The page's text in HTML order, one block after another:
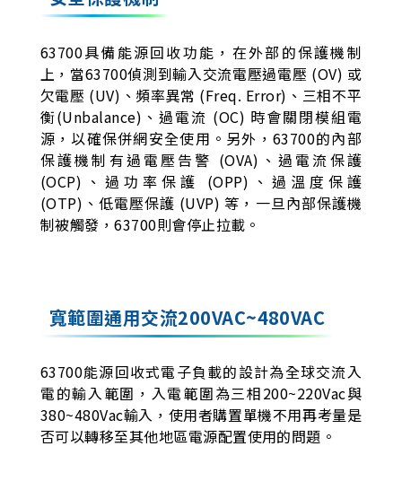
63700具備能源回收功能，在外部的保護機制
上，當63700偵測到輸入交流電壓過電壓 (OV) 或
欠電壓 (UV)、頻率異常 (Freq. Error)、三相不平
衡(Unbalance)、過電流 (OC) 時會關閉模組電
源，以確保併網安全使用。另外，63700的內部
保護機制有過電壓告警 (OVA)、過電流保護
(OCP)、過功率保護 (OPP)、過溫度保護
(OTP)、低電壓保護 (UVP) 等，一旦內部保護機
制被觸發，63700則會停止拉載。
寬範圍通用交流200VAC~480VAC
63700能源回收式電子負載的設計為全球交流入
電的輸入範圍，入電範圍為三相200~220Vac與
380~480Vac輸入，使用者購置單機不用再考量是
否可以轉移至其他地區電源配置使用的問題。